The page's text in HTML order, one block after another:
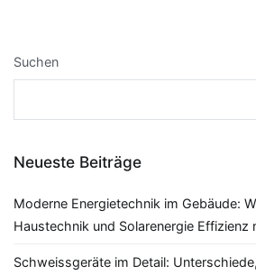
Suchen
Neueste Beiträge
Moderne Energietechnik im Gebäude:
Haustechnik und Solarenergie Effizienz
Schweissgeräte im Detail: